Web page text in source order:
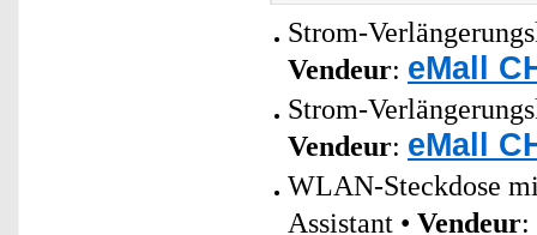
Strom-
Vendeur: eMall
Strom-
Vendeur: eMall
WLAN-Steckdose
Assistant • Vendeur: